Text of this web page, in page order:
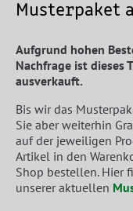
Musterpaket
Aufgrund hohen
Nachfrage ist dieses
ausverkauft.
Bis wir das
Sie aber weiterhin
auf der jeweiligen
Artikel in den
Shop bestellen. Hier
unserer aktuellen